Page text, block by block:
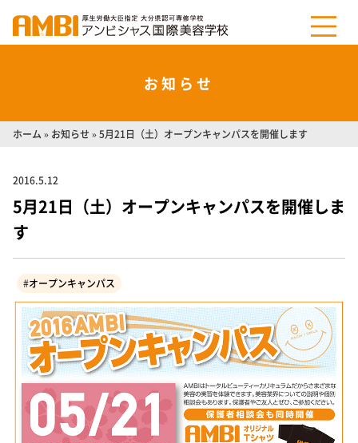
お知らせ
ホーム » お知らせ »5月21日（土）オープンキャンパスを開催します
2016.5.12
5月21日（土）オープンキャンパスを開催しま
す
#オープンキャンパス